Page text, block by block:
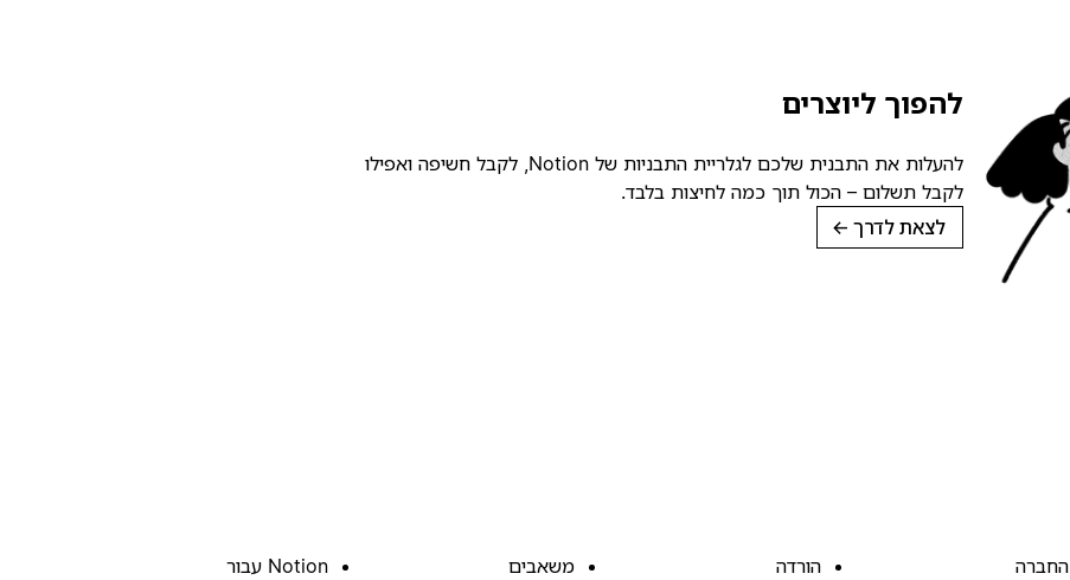
להפוך ליוצרים
להעלות את התבנית שלכם לגלריית התבניות של Notion, לקבל חשיפה ואפילו
לקבל תשלום – הכול תוך כמה לחיצות בלבד.
לצאת לדרך →
החברה
הורדה
משאבים
Notion עבור